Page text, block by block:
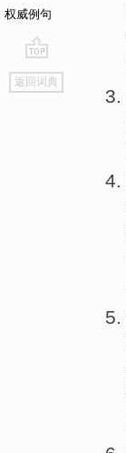
权威例句
go
top
返回词典